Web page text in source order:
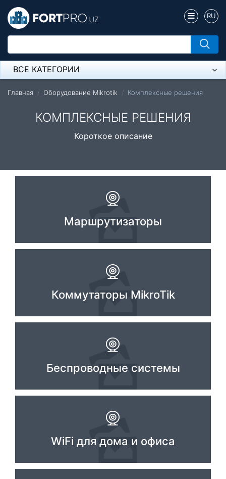
RU
ВСЕ КАТЕГОРИИ
Микрофон
Напольные розетки
Оборудование Mikrotik
Спикерфон
Модемы ADSL, Wan/Lan Роутеры, Wi-Fi
UPS Источники бесперебойного питания
Мышки и Клавиатуры
Наушники
Системы охлаждения
Компьютеры Fujitsu
Комплектующие ПК
Главная Оборудование Mikrotik Комплексные решения
КОМПЛЕКСНЫЕ РЕШЕНИЯ
Короткое описание
Маршрутизаторы
Коммутаторы MikroTik
Беспроводные системы
WiFi для дома и офиса